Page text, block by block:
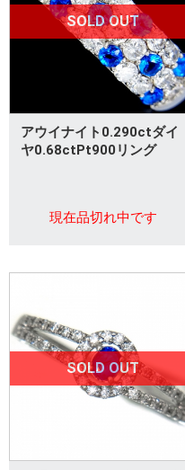
SOLD OUT
アウイナイト0.290ctダイ
ヤ0.68ctPt900リング
現在品切れ中です
SOLD OUT